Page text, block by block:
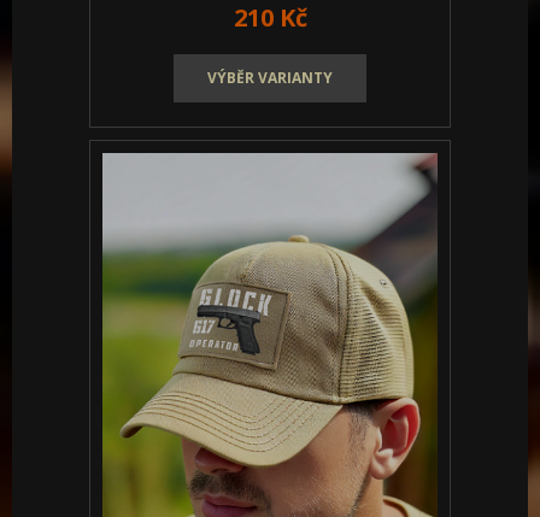
210 Kč